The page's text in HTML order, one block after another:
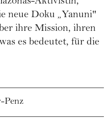
neue Doku „Yanuni"
ihre Mission, ihren
es bedeutet, für die
Penz